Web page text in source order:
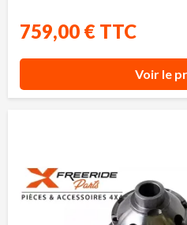
759,00 € TTC
Voir le